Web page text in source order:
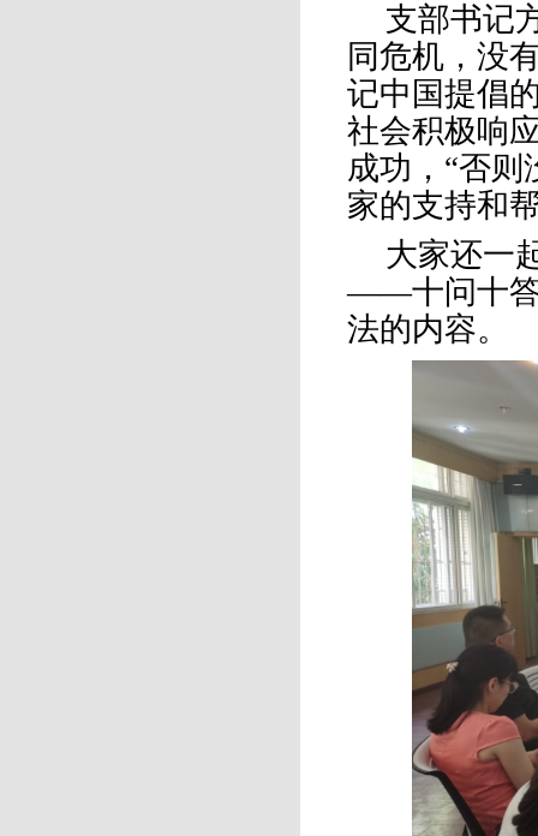
支部书记
同危机，没
记中国提倡
社会积极响
成功，“否则
家的支持和
大家还一
——十问十答
法的内容。